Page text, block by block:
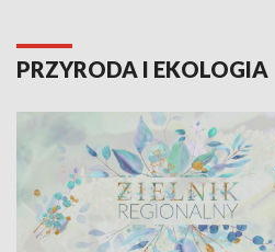
PRZYRODA I EKOLOGIA